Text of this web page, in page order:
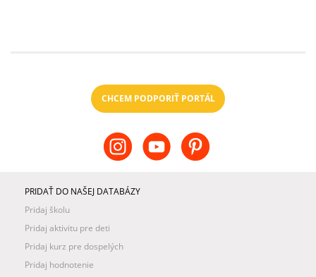
CHCEM PODPORIŤ PORTÁL
PRIDAŤ DO NAŠEJ DATABÁZY
Pridaj školu
Pridaj aktivitu pre deti
Pridaj kurz pre dospelých
Pridaj hodnotenie